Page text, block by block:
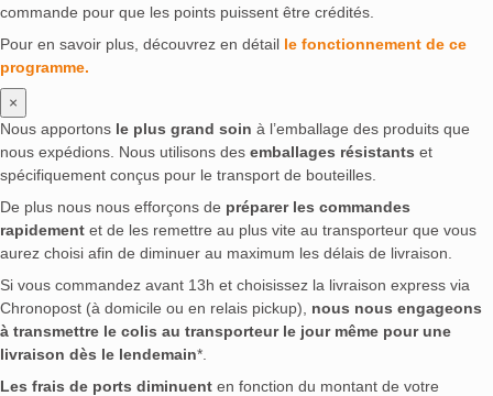
commande pour que les points puissent être crédités.
Pour en savoir plus, découvrez en détail le fonctionnement de ce
programme.
×
Nous apportons le plus grand soin à l’emballage des produits que
nous expédions. Nous utilisons des emballages résistants et
spécifiquement conçus pour le transport de bouteilles.
De plus nous nous efforçons de préparer les commandes
rapidement et de les remettre au plus vite au transporteur que vous
aurez choisi afin de diminuer au maximum les délais de livraison.
Si vous commandez avant 13h et choisissez la livraison express via
Chronopost (à domicile ou en relais pickup), nous nous engageons
à transmettre le colis au transporteur le jour même pour une
livraison dès le lendemain*.
Les frais de ports diminuent en fonction du montant de votre